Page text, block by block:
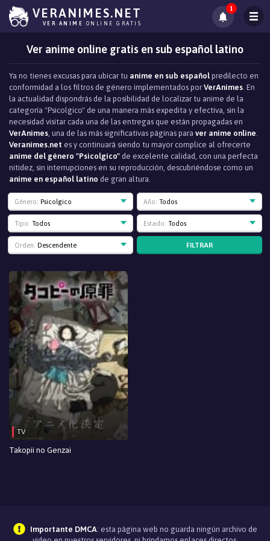
VERANIMES.NET
VER ANIME ONLINE GRATIS
1
Ver anime online gratis en sub español latino
Ya no tienes excusas para ubicar tu anime en sub español predilecto en
conformidad a los filtros de género implementados por VerAnimes. En
la actualidad dispondrás de la posibilidad de localizar tu anime de la
categoría "Psicolgico" de una manera más expedita y efectiva, sin la
necesidad visitar cada una de las entregas que están propagadas en
VerAnimes, una de las más significativas páginas para ver anime online.
Veranimes.net es y continuará siendo tu mayor complice al ofrecerte
anime del género "Psicolgico" de excelente calidad, con una perfecta
nitidez, sin interrupciones en su reproducción, descubriéndose como un
anime en español latino de gran altura.
Género: Psicolgico Año: Todos
Tipo: Todos Estado: Todos
Orden: Descendente FILTRAR
TV
Takopii no Genzai
Importante DMCA: esta página web no guarda ningún archivo de